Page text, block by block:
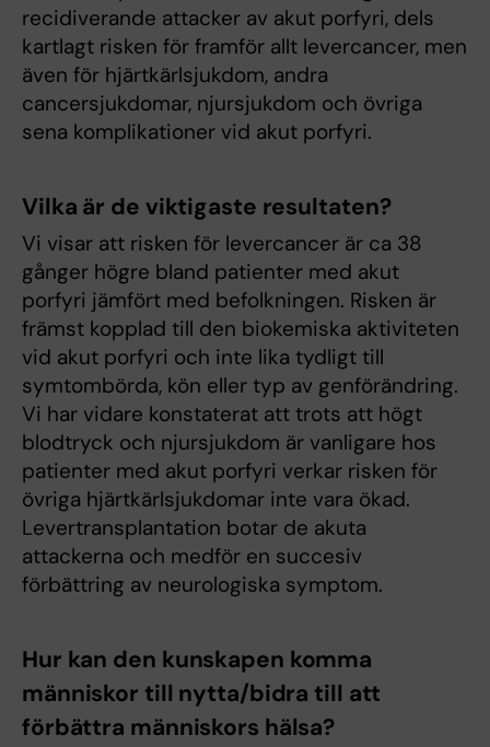
recidiverande attacker av akut porfyri, dels
kartlagt risken för framför allt levercancer, men
även för hjärtkärlsjukdom, andra
cancersjukdomar, njursjukdom och övriga
sena komplikationer vid akut porfyri.
Vilka är de viktigaste resultaten?
Vi visar att risken för levercancer är ca 38
gånger högre bland patienter med akut
porfyri jämfört med befolkningen. Risken är
främst kopplad till den biokemiska aktiviteten
vid akut porfyri och inte lika tydligt till
symtombörda, kön eller typ av genförändring.
Vi har vidare konstaterat att trots att högt
blodtryck och njursjukdom är vanligare hos
patienter med akut porfyri verkar risken för
övriga hjärtkärlsjukdomar inte vara ökad.
Levertransplantation botar de akuta
attackerna och medför en succesiv
förbättring av neurologiska symptom.
Hur kan den kunskapen komma
människor till nytta/bidra till att
förbättra människors hälsa?